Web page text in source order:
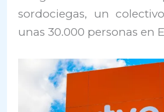
sordociegas, un
unas 30.000 personas en